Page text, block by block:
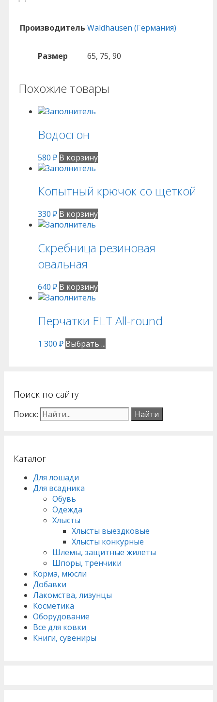
Производитель Waldhausen (Германия)
Размер 65, 75, 90
Похожие товары
Водосгон
580 ₽ В корзину
Копытный крючок со щеткой
330 ₽ В корзину
Скребница резиновая
овальная
640 ₽ В корзину
Перчатки ELT All-round
1 300 ₽ Выбрать ...
Поиск по сайту
Поиск:
Каталог
Для лошади
Для всадника
Обувь
Одежда
Хлысты
Хлысты выездковые
Хлысты конкурные
Шлемы, защитные жилеты
Шпоры, тренчики
Корма, мюсли
Добавки
Лакомства, лизунцы
Косметика
Оборудование
Все для ковки
Книги, сувениры